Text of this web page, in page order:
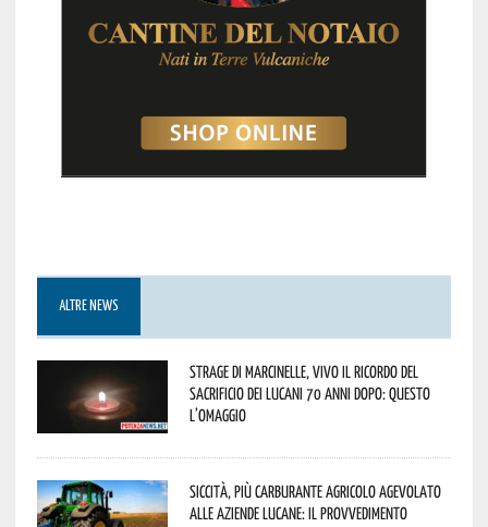
ALTRE NEWS
Strage di Marcinelle, vivo il ricordo del
sacrificio dei lucani 70 anni dopo: questo
l’omaggio
Siccità, più carburante agricolo agevolato
alle aziende lucane: il provvedimento